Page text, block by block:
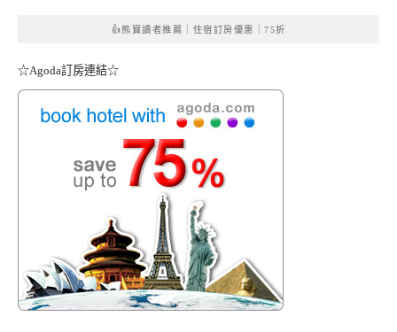
👍熊寶讀者推薦｜住宿訂房優惠｜75折
☆Agoda訂房連結☆